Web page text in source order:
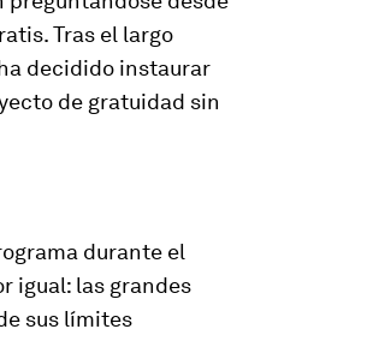
Tras el largo
decidido instaurar
de gratuidad sin
durante el
igual: las grandes
sus límites